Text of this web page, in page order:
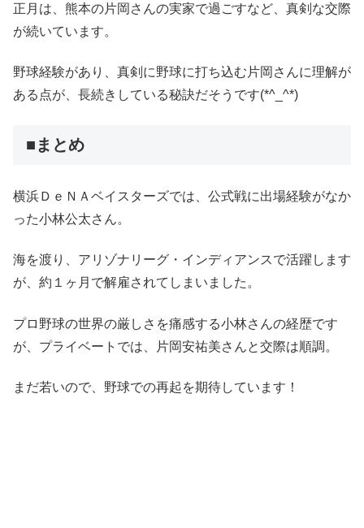
正月は、熊本の片岡さんの実家で過ごすなど、真剣な交際
が続いています。
野球経験があり、真剣に野球に打ち込む片岡さんに理解が
ある点が、長続きしている秘訣だそうです(*^_^*)
■まとめ
横浜ＤｅＮＡベイスターズでは、公式戦に出場経験がなか
った小林公太さん。
海を渡り、アリゾナリーグ・インディアンスで活躍します
が、約１ヶ月で解雇されてしまいました。
プロ野球の世界の厳しさを痛感する小林さんの経歴です
が、プライベートでは、片岡安祐美さんと交際は順調。
まだ若いので、野球での再起を期待しています！